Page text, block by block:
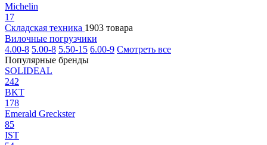
Michelin
17
Складская техника 1903 товара
Вилочные погрузчики
4.00-8 5.00-8 5.50-15 6.00-9 Смотреть все
Популярные бренды
SOLIDEAL
242
BKT
178
Emerald Greckster
85
IST